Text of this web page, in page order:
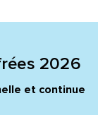
2026
et continue